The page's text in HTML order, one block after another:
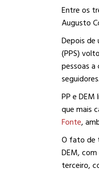
Entre os
Augusto
Depois de
(PPS)
pessoas
seguidores.
PP e
que mais
Fonte,
O fato de
DEM,
terceiro,